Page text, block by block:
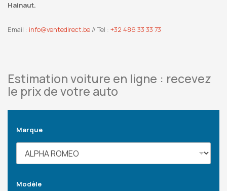
Hainaut.
Email : info@ventedirect.be // Tel : +32 486 33 33 73
Estimation voiture en ligne : recevez
le prix de votre auto
Marque
Modèle